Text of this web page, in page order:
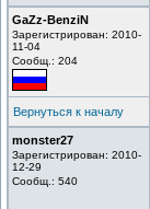
GaZz-BenziN
Зарегистрирован: 2010-
11-04
Сообщ.: 204
Вернуться к началу
monster27
Зарегистрирован: 2010-
12-29
Сообщ.: 540